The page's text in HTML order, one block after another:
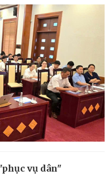
vụ dân"